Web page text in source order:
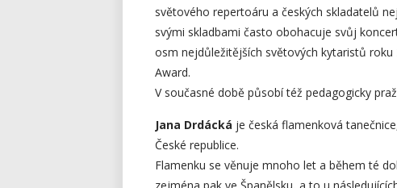
světového repertoáru a českých skladatelů
svými skladbami často obohacuje svůj
osm nejdůležitějších světových kytaristů
Award.
V současné době působí též pedagogicky
Jana Drdácká je česká flamenková
České republice.
Flamenku se věnuje mnoho let a během té